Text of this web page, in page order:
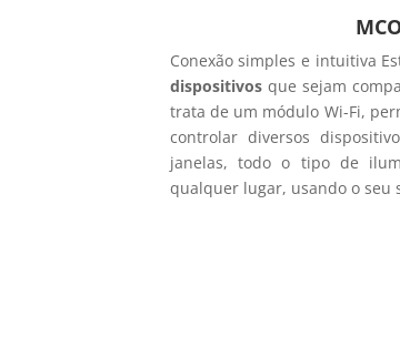
Conexão simples e intuitiva
dispositivosque sejam
trata de um módulo Wi-Fi,
controlar diversos
janelas, todo o tipo de
qualquer lugar, usando o seu